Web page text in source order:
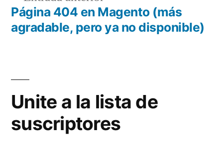
entradas
anterior:
Página 404 en Magento (más
agradable, pero ya no disponible)
Unite a la lista de
suscriptores